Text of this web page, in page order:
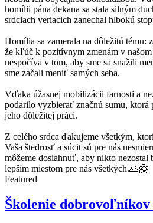
homílii pána dekana sa stala silným
srdciach veriacich zanechal hlbokú
Homília sa zamerala na dôležitú tému:
že kľúč k pozitívnym zmenám v
nespočíva v tom, aby sme sa snažili
sme začali meniť samých seba.
Vďaka úžasnej mobilizácii farnosti a
podarilo vyzbierať značnú sumu, ktorá
jeho dôležitej práci.
Z celého srdca ďakujeme všetkým,
Vaša štedrosť a súcit sú pre nás
môžeme dosiahnuť, aby nikto nezostal
lepším miestom pre nás všetkých.🙏🤗
Featured
Školenie dobrovoľníkov